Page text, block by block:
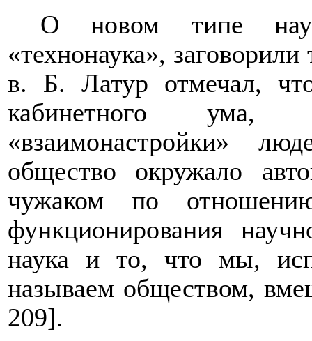
О новом типе
«технонаука»,
в. Б. Латур отмечал,
кабинетного ума,
«взаимонастройки»
общество окружало
чужаком по
функционирования
наука и то, что мы,
называем обществом,
209].